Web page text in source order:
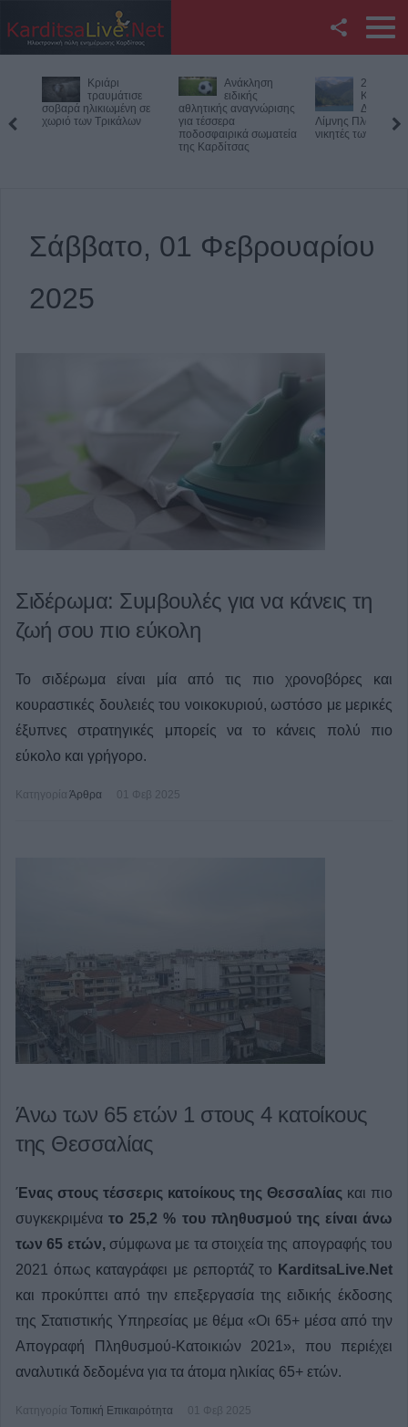
Twitter
YouTube
Επικοινωνία με το
KarditsaLive.Net
Ανάκληση
ειδικής
αθλητικής αναγνώρισης
για τέσσερα
ποδοσφαιρικά σωματεία
27ος
Κολυμβητικός
Διάπλους
Λίμνης Πλαστήρα: Οι
νικητές των αγώνων
Πιερία
Σάββατο, 01 Φεβρουαρίου
2025
Σιδέρωμα: Συμβουλές για να κάνεις τη
ζωή σου πιο εύκολη
Το σιδέρωμα είναι μία από τις πιο χρονοβόρες και
κουραστικές δουλειές του νοικοκυριού, ωστόσο με μερικές
έξυπνες στρατηγικές μπορείς να το κάνεις πολύ πιο
εύκολο και γρήγορο.
Κατηγορία Άρθρα 01 Φεβ 2025
Άνω των 65 ετών 1 στους 4 κατοίκους
της Θεσσαλίας
Ένας στους τέσσερις κατοίκους της Θεσσαλίας και πιο
συγκεκριμένατο 25,2 % του πληθυσμού της είναι άνω
των 65 ετών,σύμφωνα με τα στοιχεία της απογραφής του
2021 όπως καταγράφει με ρεπορτάζ το KarditsaLive.Net
και προκύπτει από την επεξεργασία της ειδικής έκδοσης
της Στατιστικής Υπηρεσίας με θέμα «Οι 65+ μέσα από την
Απογραφή Πληθυσμού-Κατοικιών 2021», που περιέχει
αναλυτικά δεδομένα για τα άτομα ηλικίας 65+ ετών.
Κατηγορία Τοπική Επικαιρότητα 01 Φεβ 2025